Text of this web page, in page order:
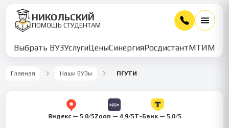
НИКОЛЬСКИЙ
ПОМОЩЬ СТУДЕНТАМ
Выбрать ВУЗУслугиЦеныСинергияРосдистантМТИММУ
Главная Наши ВУЗы ПГУТИ
Яндекс — 5.0/5Zoon — 4.9/5Т-Банк — 5.0/5